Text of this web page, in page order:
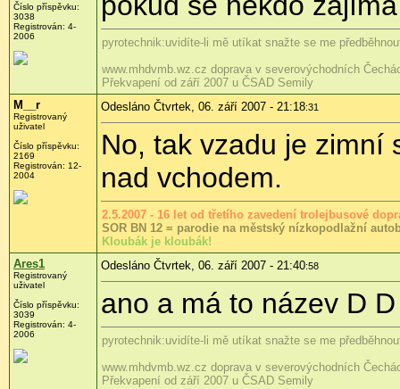
Číslo příspěvku:
3038
Registrován: 4-
2006
pyrotechnik:uvidíte-li mě utíkat snažte se me
www.mhdvmb.wz.cz doprava v severovýchodních
Překvapení od září 2007 u ČSAD Semily
M__r
Registrovaný
uživatel
Číslo příspěvku:
2169
Registrován: 12-
2004
Odesláno Čtvrtek, 06. září 2007 - 21:18:31
No, tak vzadu je zimní
nad vchodem.
2.5.2007 - 16 let od třetího zavedení trolejbusové
SOR BN 12 = parodie na městský nízkopodlažní
Kloubák je kloubák!
Ares1
Registrovaný
uživatel
Číslo příspěvku:
3039
Registrován: 4-
2006
Odesláno Čtvrtek, 06. září 2007 - 21:40:58
ano a má to název D
pyrotechnik:uvidíte-li mě utíkat snažte se me
www.mhdvmb.wz.cz doprava v severovýchodních
Překvapení od září 2007 u ČSAD Semily